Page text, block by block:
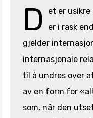
D
et er
er i rask
gjelder
internasjonale
til å undres over
av en form for
som, når den